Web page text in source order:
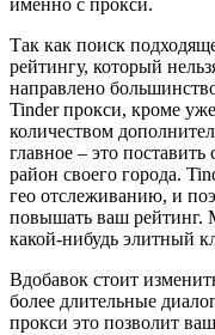
именно с прокси.
Так как поиск
рейтингу, который
направлено
Tinder прокси, кроме
количеством
главное – это
район своего города.
гео отслеживанию, и
повышать ваш рейтинг.
какой-нибудь элитный
Вдобавок стоит
более длительные
прокси это позволит